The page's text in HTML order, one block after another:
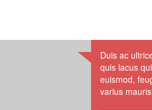
Duis ac
quis lacus
euismod,
varius